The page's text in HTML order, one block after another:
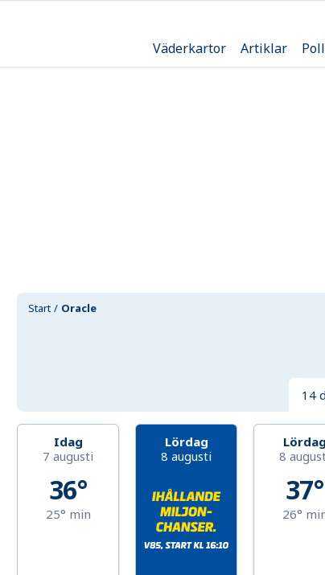
Väderkartor Artiklar
Start Oracle
14
Idag
7 augusti
36°
25° min
Lördag
8 augusti
Lördag
8
37°
26°